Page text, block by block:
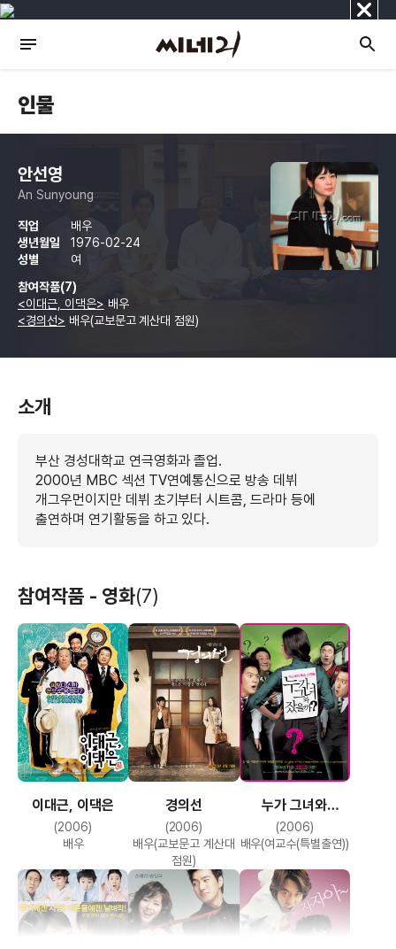
닫
기
인물
안선영
An Sunyoung
직업
배우
생년월일
1976-02-24
성별
여
참여작품(7)
<이대근, 이댁은> 배우
<경의선> 배우(교보문고 계산대 점원)
소개
부산 경성대학교 연극영화과 졸업.
2000년 MBC 섹션 TV연예통신으로 방송 데뷔
개그우먼이지만 데뷔 초기부터 시트콤, 드라마 등에
출연하며 연기활동을 하고 있다.
참여작품 - 영화(7)
이대근, 이댁은
(2006)
배우
경의선
(2006)
배우(교보문고 계산대
점원)
누가 그녀와
잤을까?
(2006)
배우(여교수(특별출연))